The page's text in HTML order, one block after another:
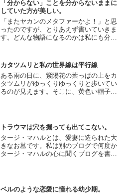
「分からない」ことを分からないままに
していた方が美しい。
「またヤカンのメタファーかよ！」と思
ったのですが、とりあえず書いていきま
す。どんな物語になるのかは私にも分か
くと思い出すのは、同居していた祖母の
ことです。祖母は最終的に...
カタツムリと私の世界線は平行線
ある雨の日に、紫陽花の葉っぱの上をカ
タツムリがゆっくりゆっくりと歩いてい
るのが見えます。そこに、黄色い帽子を
いランドセルを背負ってい...
トラウマは穴を掘っても出てこない。
タージ・マハルとは、愛妻に造られた大
きなお墓です。私は別のブログで何度か
タージ・マハルの心に聞くブログを書い
す。日本のお墓は型が同じ...
ベルのような恋愛に憧れる幼少期。